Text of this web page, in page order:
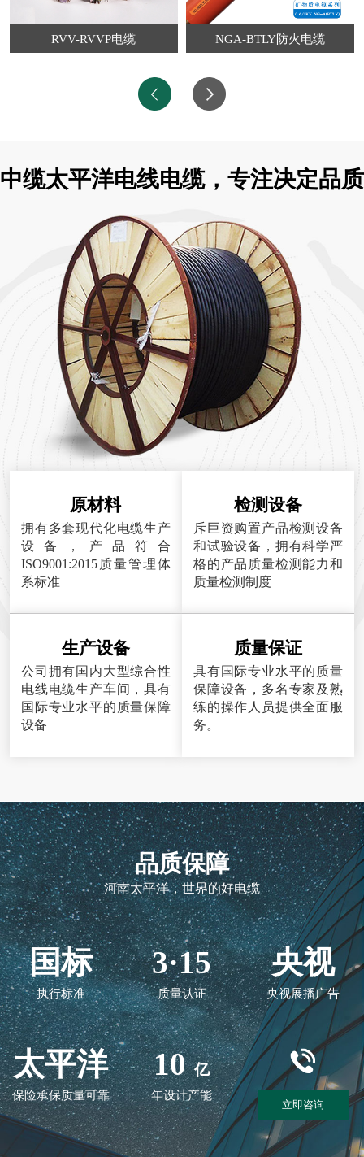
RVV-RVVP电缆 NGA-BTLY防火电缆
中缆太平洋电线电缆，专注决定品质
原材料
拥有多套现代化电缆生产
设备，产品符合
ISO9001:2015质量管理体
系标准
检测设备
斥巨资购置产品检测设备
和试验设备，拥有科学严
格的产品质量检测能力和
质量检测制度
生产设备
公司拥有国内大型综合性
电线电缆生产车间，具有
国际专业水平的质量保障
设备
质量保证
具有国际专业水平的质量
保障设备，多名专家及熟
练的操作人员提供全面服
务。
品质保障
河南太平洋，世界的好电缆
国标
执行标准
3·15
质量认证
央视
央视展播广告
太平洋
保险承保质量可靠
10 亿
年设计产能
立即咨询